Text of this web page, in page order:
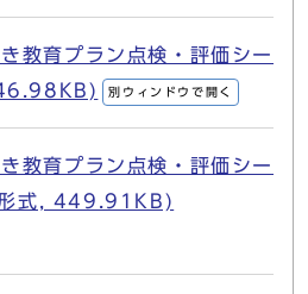
教育プラン点検・評価シー
別ウィンドウで開く
教育プラン点検・評価シー
形式, 449.91KB)